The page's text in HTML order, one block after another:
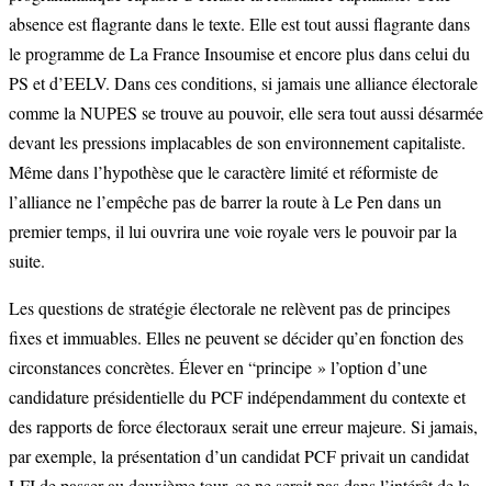
absence est flagrante dans le texte. Elle est tout aussi flagrante dans
le programme de La France Insoumise et encore plus dans celui du
PS et d’EELV. Dans ces conditions, si jamais une alliance électorale
comme la NUPES se trouve au pouvoir, elle sera tout aussi désarmée
devant les pressions implacables de son environnement capitaliste.
Même dans l’hypothèse que le caractère limité et réformiste de
l’alliance ne l’empêche pas de barrer la route à Le Pen dans un
premier temps, il lui ouvrira une voie royale vers le pouvoir par la
suite.
Les questions de stratégie électorale ne relèvent pas de principes
fixes et immuables. Elles ne peuvent se décider qu’en fonction des
circonstances concrètes. Élever en “principe » l’option d’une
candidature présidentielle du PCF indépendamment du contexte et
des rapports de force électoraux serait une erreur majeure. Si jamais,
par exemple, la présentation d’un candidat PCF privait un candidat